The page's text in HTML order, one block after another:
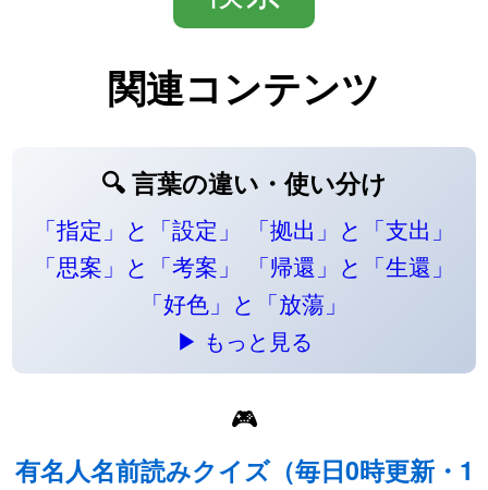
関連コンテンツ
🔍 言葉の違い・使い分け
「指定」と「設定」
「拠出」と「支出」
「思案」と「考案」
「帰還」と「生還」
「好色」と「放蕩」
▶ もっと見る
🎮
有名人名前読みクイズ（毎日0時更新・1